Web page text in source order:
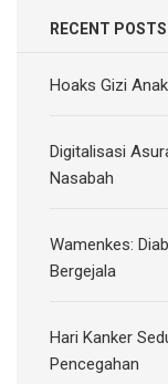
RECENT POSTS
Hoaks Gizi
Digitalisasi
Nasabah
Wamenkes:
Bergejala
Hari Kanker
Pencegahan